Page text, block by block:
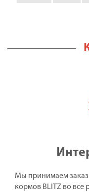
Мы принимаем
кормов BLITZ во все